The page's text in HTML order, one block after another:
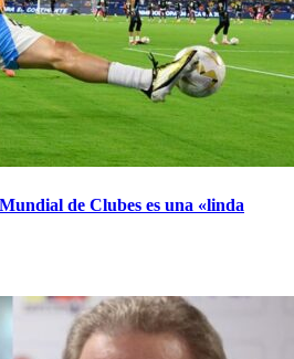
de Clubes es una «linda